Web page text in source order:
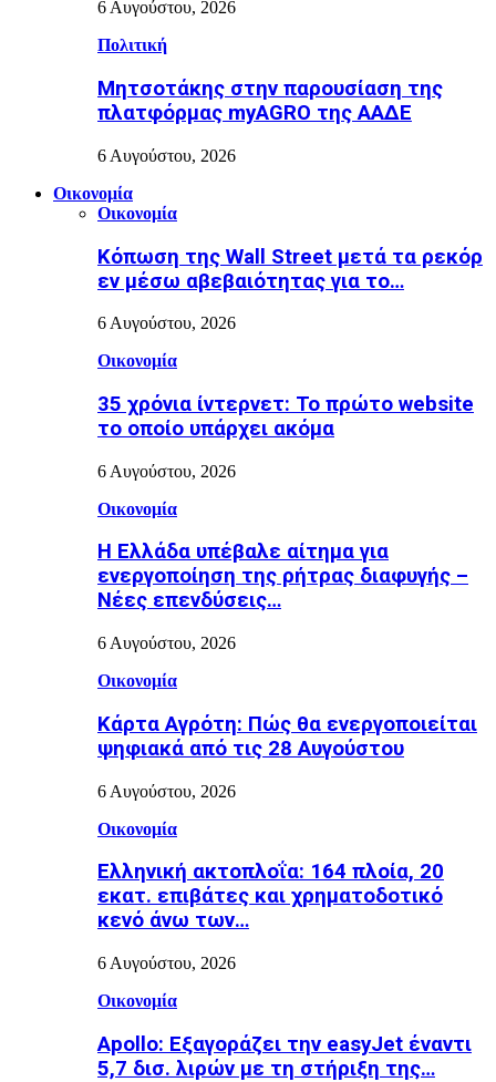
6 Αυγούστου, 2026
Πολιτική
Μητσοτάκης στην παρουσίαση της
πλατφόρμας myAGRO της ΑΑΔΕ
6 Αυγούστου, 2026
Οικονομία
Οικονομία
Κόπωση της Wall Street μετά τα ρεκόρ
εν μέσω αβεβαιότητας για το…
6 Αυγούστου, 2026
Οικονομία
35 χρόνια ίντερνετ: Το πρώτο website
το οποίο υπάρχει ακόμα
6 Αυγούστου, 2026
Οικονομία
Η Ελλάδα υπέβαλε αίτημα για
ενεργοποίηση της ρήτρας διαφυγής –
Νέες επενδύσεις…
6 Αυγούστου, 2026
Οικονομία
Κάρτα Αγρότη: Πώς θα ενεργοποιείται
ψηφιακά από τις 28 Αυγούστου
6 Αυγούστου, 2026
Οικονομία
Ελληνική ακτοπλοΐα: 164 πλοία, 20
εκατ. επιβάτες και χρηματοδοτικό
κενό άνω των…
6 Αυγούστου, 2026
Οικονομία
Apollo: Εξαγοράζει την easyJet έναντι
5,7 δισ. λιρών με τη στήριξη της…